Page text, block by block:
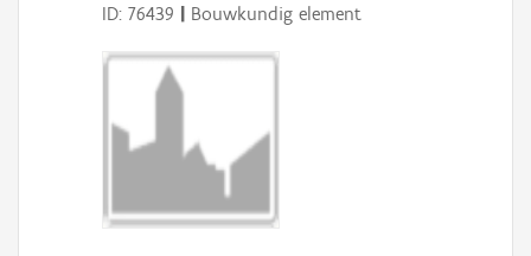
ID: 76439 | Bouwkundig element